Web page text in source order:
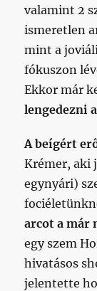
valamint 2
ismeretlen
mint a
fókuszon
Ekkor már
lengedezni
A beígért
Krémer, aki
egynyári)
arcot a már
egy szem
hivatásos
jelentette